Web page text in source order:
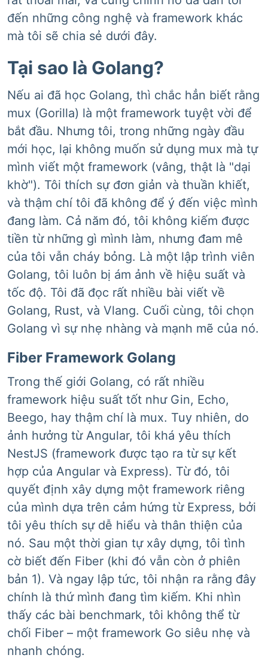
đến những công nghệ và framework khác
mà tôi sẽ chia sẻ dưới đây.
Tại sao là Golang?
Nếu ai đã học Golang, thì chắc hẳn biết rằng
mux (Gorilla) là một framework tuyệt vời để
bắt đầu. Nhưng tôi, trong những ngày đầu
mới học, lại không muốn sử dụng mux mà tự
mình viết một framework (vâng, thật là "dại
khờ"). Tôi thích sự đơn giản và thuần khiết,
và thậm chí tôi đã không để ý đến việc mình
đang làm. Cả năm đó, tôi không kiếm được
tiền từ những gì mình làm, nhưng đam mê
của tôi vẫn cháy bỏng. Là một lập trình viên
Golang, tôi luôn bị ám ảnh về hiệu suất và
tốc độ. Tôi đã đọc rất nhiều bài viết về
Golang, Rust, và Vlang. Cuối cùng, tôi chọn
Golang vì sự nhẹ nhàng và mạnh mẽ của nó.
Fiber Framework Golang
Trong thế giới Golang, có rất nhiều
framework hiệu suất tốt như Gin, Echo,
Beego, hay thậm chí là mux. Tuy nhiên, do
ảnh hưởng từ Angular, tôi khá yêu thích
NestJS (framework được tạo ra từ sự kết
hợp của Angular và Express). Từ đó, tôi
quyết định xây dựng một framework riêng
của mình dựa trên cảm hứng từ Express, bởi
tôi yêu thích sự dễ hiểu và thân thiện của
nó. Sau một thời gian tự xây dựng, tôi tình
cờ biết đến Fiber (khi đó vẫn còn ở phiên
bản 1). Và ngay lập tức, tôi nhận ra rằng đây
chính là thứ mình đang tìm kiếm. Khi nhìn
thấy các bài benchmark, tôi không thể từ
chối Fiber – một framework Go siêu nhẹ và
nhanh chóng.